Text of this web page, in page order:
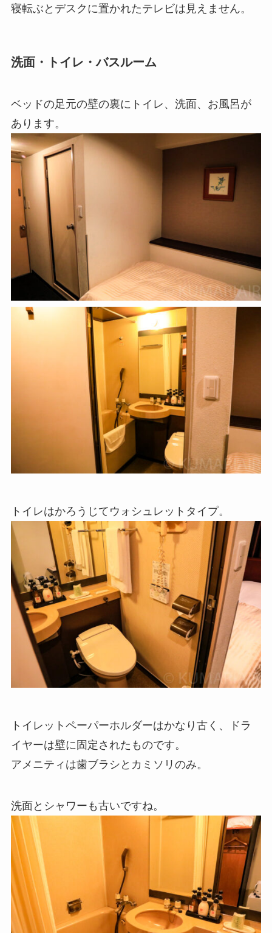
寝転ぶとデスクに置かれたテレビは見えません。
洗面・トイレ・バスルーム
ベッドの足元の壁の裏にトイレ、洗面、お風呂が
あります。
トイレはかろうじてウォシュレットタイプ。
トイレットペーパーホルダーはかなり古く、ドラ
イヤーは壁に固定されたものです。
アメニティは歯ブラシとカミソリのみ。
洗面とシャワーも古いですね。